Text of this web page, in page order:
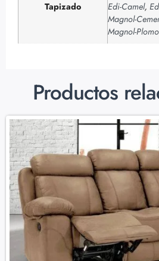
Tapizado Edi-Camel,
Magnol-
Magnol-Plomo
Productos